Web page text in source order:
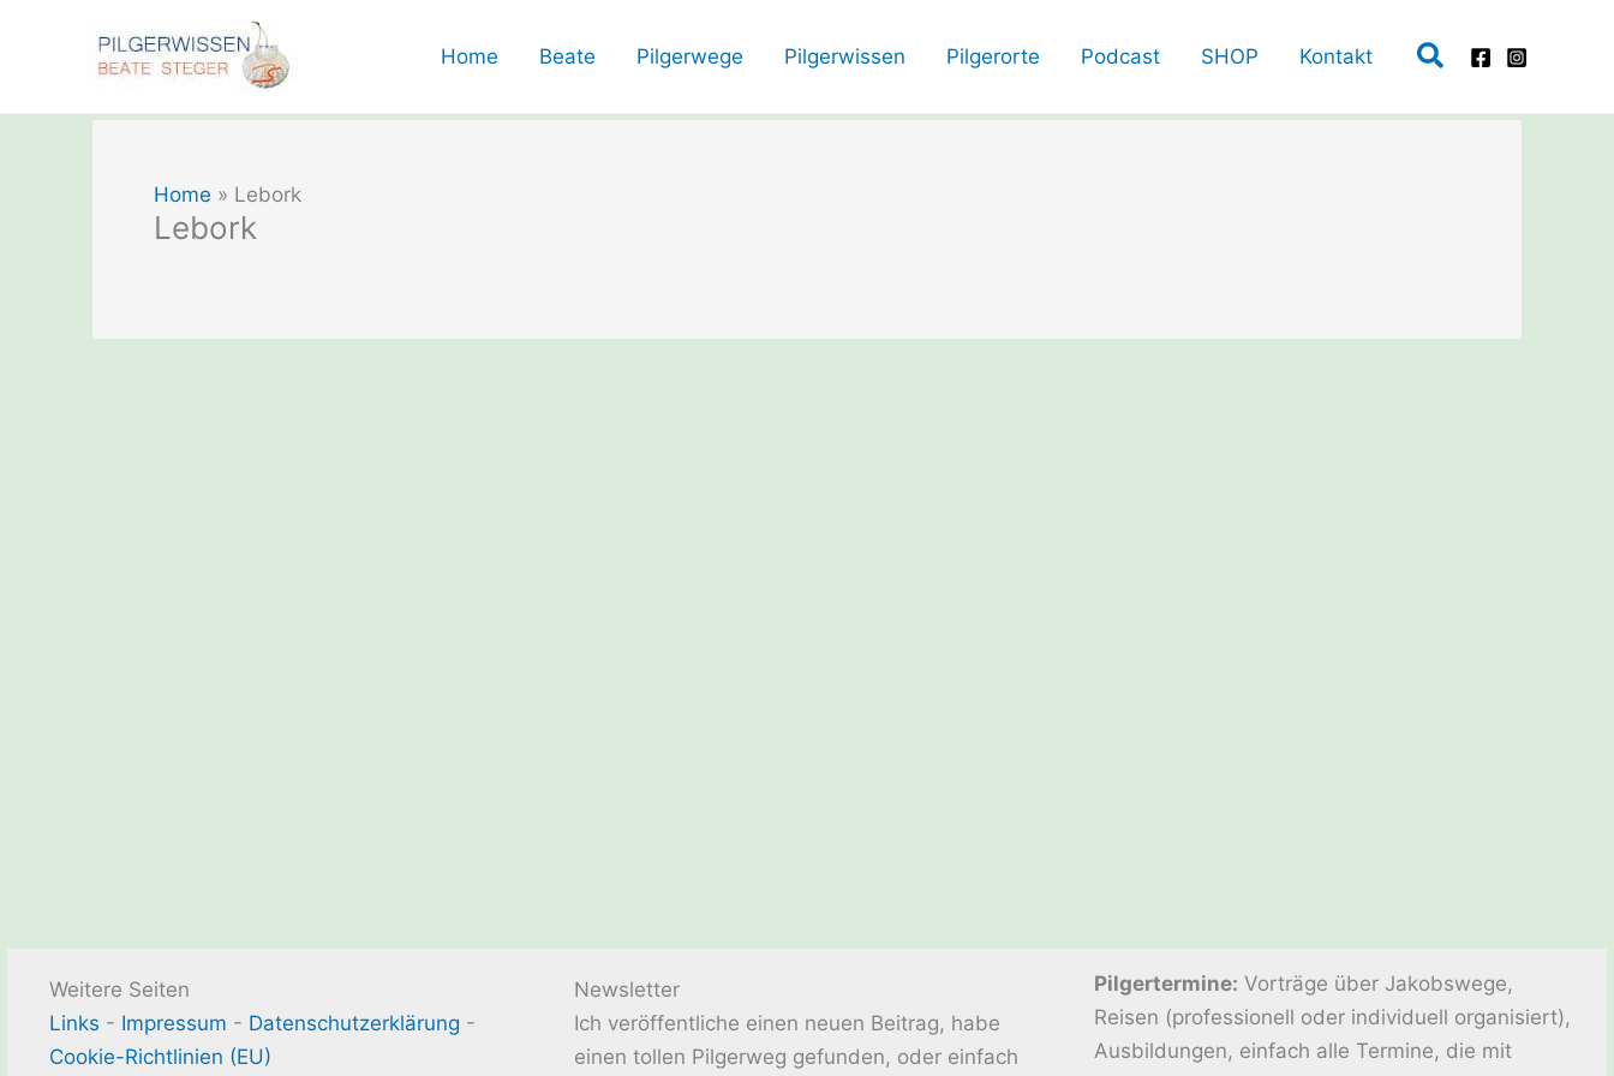
Home Beate Pilgerwege Pilgerwissen Pilgerorte Podcast SHOP Kontakt Suchen
Home » Lebork
Lebork
Weitere Seiten
Links - Impressum - Datenschutzerklärung -
Cookie-Richtlinien (EU)
Newsletter
Ich veröffentliche einen neuen Beitrag, habe
einen tollen Pilgerweg gefunden, oder einfach
Pilgertermine: Vorträge über Jakobswege,
Reisen (professionell oder individuell organisiert),
Ausbildungen, einfach alle Termine, die mit